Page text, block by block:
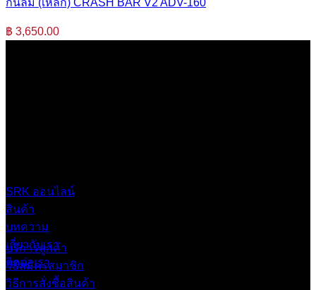
กันล้ม (เหล็ก) CRASH BAR V2 ADV-160
฿ 3,650.00
SRK ออนไลน์
สินค้า
บทความ
เกี่ยวกับเรา
ติดต่อเรา
บริการลูกค้า
วิธีสมัครสมาชิก
วิธีการสั่งซื้อสินค้า